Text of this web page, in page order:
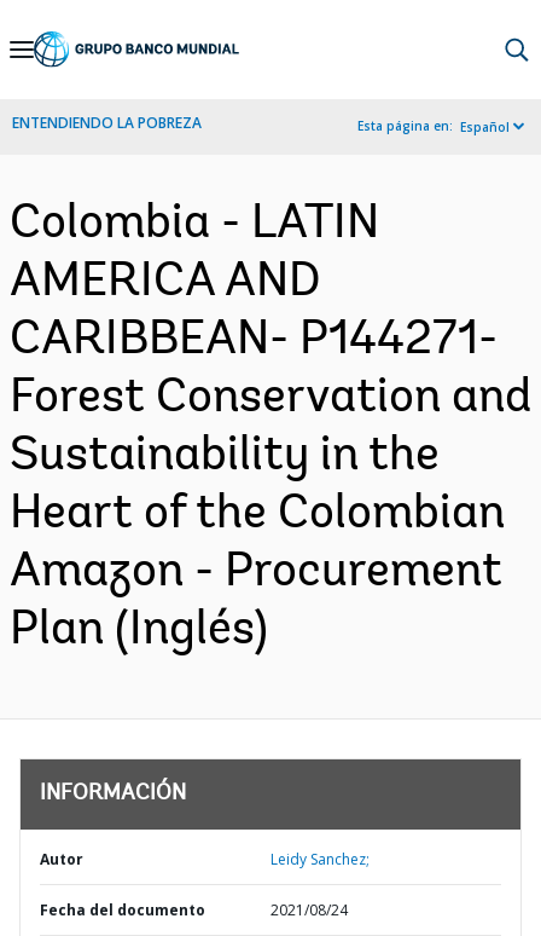
Skip
Navigation
ENTENDIENDO LA POBREZA Esta página en: Español
Colombia - LATIN
AMERICA AND
CARIBBEAN- P144271-
Forest Conservation and
Sustainability in the
Heart of the Colombian
Amazon - Procurement
Plan (Inglés)
INFORMACIÓN
Autor Leidy Sanchez;
Fecha del documento 2021/08/24